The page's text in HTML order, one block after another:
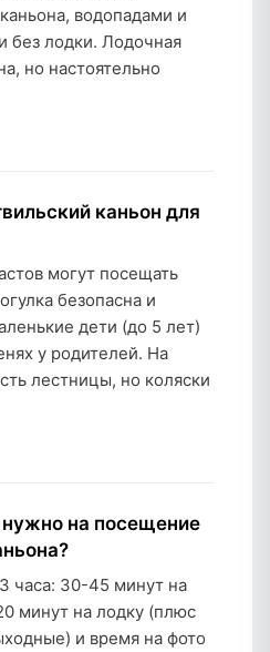
водопадами и
без лодки. Лодочная
но настоятельно
каньон для
могут посещать
безопасна и
дети (до 5 лет)
у родителей. На
лестницы, но коляски
на посещение
часа: 30-45 минут на
минут на лодку (плюс
и время на фото